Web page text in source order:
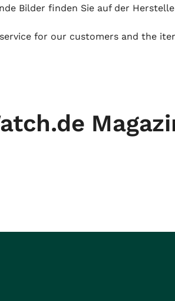
Bilder finden Sie auf der
for our customers and the